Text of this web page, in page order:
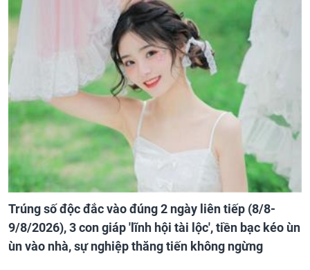
Trúng số độc đắc vào đúng 2 ngày liên tiếp (8/8-
9/8/2026), 3 con giáp 'lĩnh hội tài lộc', tiền bạc kéo ùn
ùn vào nhà, sự nghiệp thăng tiến không ngừng